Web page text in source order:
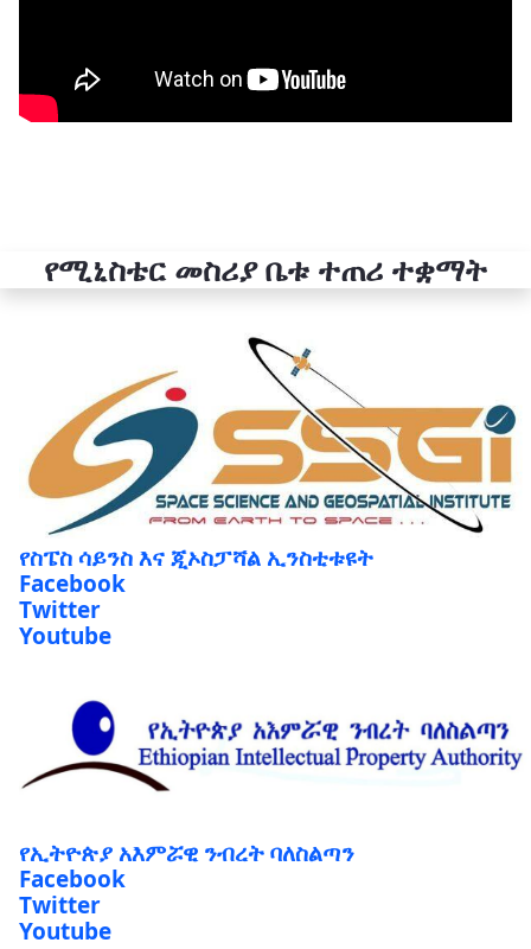
የሚኒስቴር መስሪያ ቤቱ ተጠሪ ተቋማት
የስፔስ ሳይንስ እና ጂኦስፓሻል ኢንስቲቱዩት
Facebook
Twitter
Youtube
የኢትዮጵያ አእምሯዊ ንብረት ባለስልጣን
Facebook
Twitter
Youtube